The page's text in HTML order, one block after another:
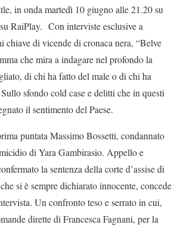
in onda martedì 10 giugno alle 21.20 su
RaiPlay. Con interviste esclusive a
chiave di vicende di cronaca nera, “Belve
che mira a indagare nel profondo la
di chi ha fatto del male o di chi ha
sfondo cold case e delitti che in questi
il sentimento del Paese.
puntata Massimo Bossetti, condannato
di Yara Gambirasio. Appello e
la sentenza della corte d’assise di
si è sempre dichiarato innocente, concede
Un confronto teso e serrato in cui,
dirette di Francesca Fagnani, per la